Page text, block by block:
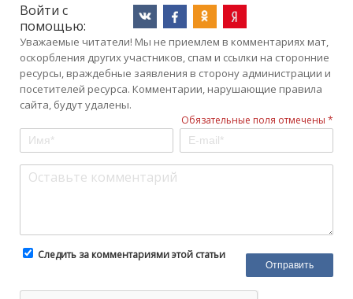
Войти с
помощью:
Уважаемые читатели! Мы не приемлем в комментариях мат,
оскорбления других участников, спам и ссылки на сторонние
ресурсы, враждебные заявления в сторону администрации и
посетителей ресурса. Комментарии, нарушающие правила
сайта, будут удалены.
Обязательные поля отмечены *
Следить за комментариями этой статьи